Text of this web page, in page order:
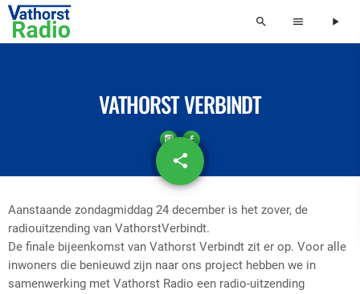
search menu play_arrow
VATHORST VERBINDT
share
email
Aanstaande zondagmiddag 24 december is het zover, de
radiouitzending van VathorstVerbindt.
De finale bijeenkomst van Vathorst Verbindt zit er op. Voor alle
inwoners die benieuwd zijn naar ons project hebben we in
samenwerking met Vathorst Radio een radio-uitzending